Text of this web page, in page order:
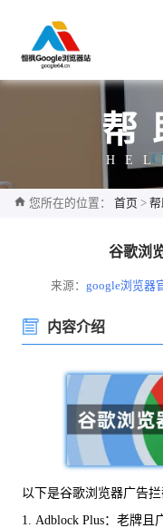
帮
您所在的位置： 首页 >
谷歌浏
来源：google浏览器
内容介绍
以下是谷歌浏览器广告拦
1. Adblock Plus：老牌